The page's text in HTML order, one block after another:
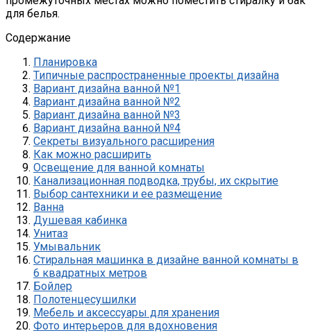
для белья.
Содержание
Планировка
Типичные распространенные проекты дизайна
Вариант дизайна ванной №1
Вариант дизайна ванной №2
Вариант дизайна ванной №3
Вариант дизайна ванной №4
Секреты визуального расширения
Как можно расширить
Освещение для ванной комнаты
Канализационная подводка, трубы, их скрытие
Выбор сантехники и ее размещение
Ванна
Душевая кабинка
Унитаз
Умывальник
Стиральная машинка в дизайне ванной комнаты в
6 квадратных метров
Бойлер
Полотенцесушилки
Мебель и аксессуары для хранения
Фото интерьеров для вдохновения